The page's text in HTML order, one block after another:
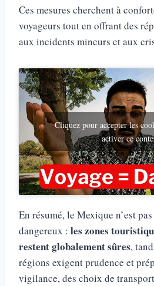
Ces mesures cherchent à
voyageurs tout en offrant des
aux incidents mineurs et aux
Cliquez pour accepter les
activer ce
En résumé, le Mexique n’est
dangereux : les zones
restent globalement sûres,
régions exigent prudence et
vigilance, des choix de